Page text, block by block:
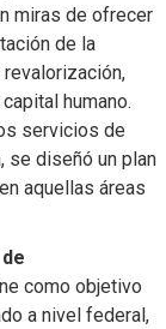
miras de ofrecer
de la
humano.
servicios de
se diseñó un plan
aquellas áreas
como objetivo
a nivel federal,